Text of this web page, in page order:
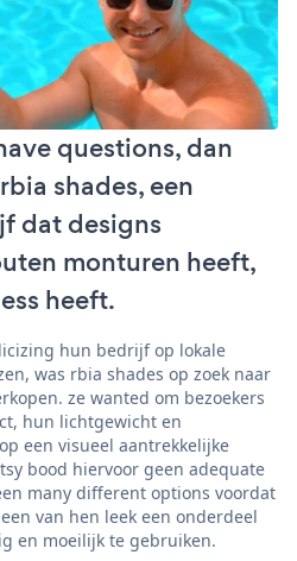
questions, dan
shades, een
dat designs
monturen heeft,
heeft.
hun bedrijf op lokale
was rbia shades op zoek naar
ze wanted om bezoekers
hun lichtgewicht en
een visueel aantrekkelijke
bood hiervoor geen adequate
many different options voordat
van hen leek een onderdeel
en moeilijk te gebruiken.